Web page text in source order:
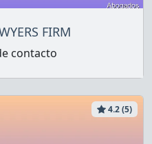
FIRM
contacto
4.2 (5)